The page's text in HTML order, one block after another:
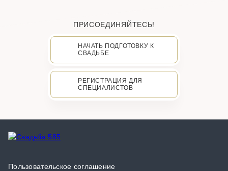
ПРИСОЕДИНЯЙТЕСЬ!
НАЧАТЬ ПОДГОТОВКУ К
СВАДЬБЕ
РЕГИСТРАЦИЯ ДЛЯ
СПЕЦИАЛИСТОВ
Пользовательское соглашение